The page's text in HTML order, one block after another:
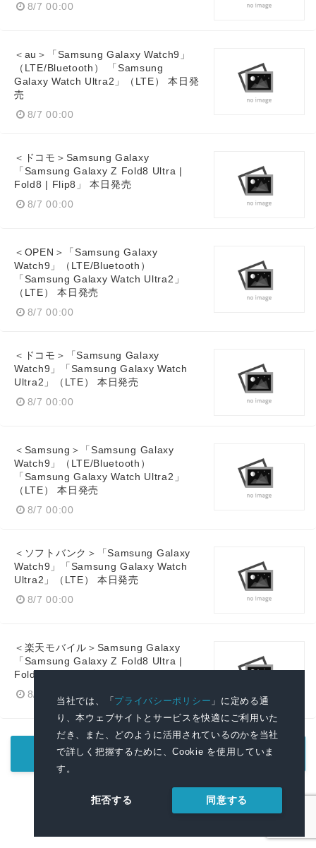
当社では、「プライバシーポリシー 」に定める通
り、本ウェブサイトとサービスを快適にご利用いた
だき、また、どのように活用されているのかを当社
で詳しく把握するために、Cookie を使用していま
す。
拒否する 同意する
8/7 00:00
＜au＞「Samsung Galaxy Watch9」
（LTE/Bluetooth） 「Samsung
Galaxy Watch Ultra2」（LTE） 本日発
売
8/7 00:00
＜ドコモ＞Samsung Galaxy
「Samsung Galaxy Z Fold8 Ultra |
Fold8 | Flip8」 本日発売
8/7 00:00
＜OPEN＞「Samsung Galaxy
Watch9」（LTE/Bluetooth）
「Samsung Galaxy Watch Ultra2」
（LTE） 本日発売
8/7 00:00
＜ドコモ＞「Samsung Galaxy
Watch9」「Samsung Galaxy Watch
Ultra2」（LTE） 本日発売
8/7 00:00
＜Samsung＞「Samsung Galaxy
Watch9」（LTE/Bluetooth）
「Samsung Galaxy Watch Ultra2」
（LTE） 本日発売
8/7 00:00
＜ソフトバンク＞「Samsung Galaxy
Watch9」「Samsung Galaxy Watch
Ultra2」（LTE） 本日発売
8/7 00:00
＜楽天モバイル＞Samsung Galaxy
「Samsung Galaxy Z Fold8 Ultra |
Fold8 | Flip8」 本日発売
8/7 00:00
もっと見る